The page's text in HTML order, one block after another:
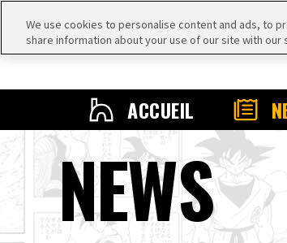
ACCUEIL
NEWS
We use cookies to personalise content and ads, to
share information about your use of our site with